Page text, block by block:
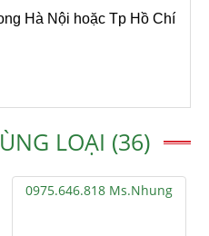
Hà Nội hoặc Tp Hồ Chí
LOẠI (36)
0975.646.818 Ms.Nhung